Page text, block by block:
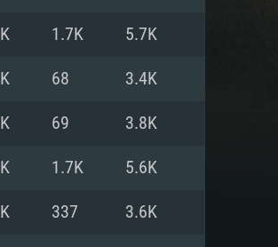
1.7K 5.7K
68 3.4K
69 3.8K
1.7K 5.6K
337 3.6K